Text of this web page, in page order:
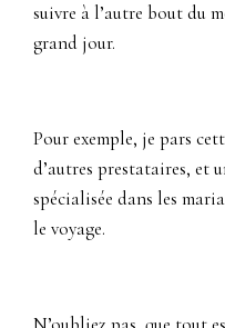
suivre à l’autre bout du
grand jour.
Pour exemple, je pars
d’autres prestataires, et
spécialisée dans les
le voyage.